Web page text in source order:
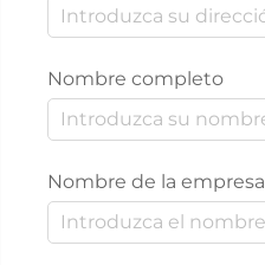
Nombre completo
Nombre de la empresa